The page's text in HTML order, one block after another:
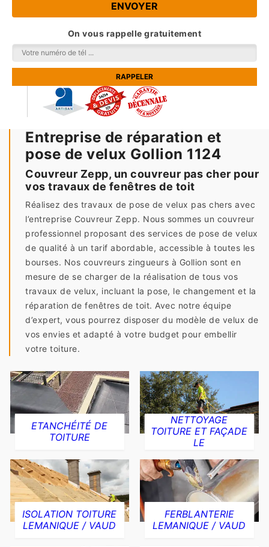
On vous rappelle gratuitement
Entreprise de réparation et
pose de velux Gollion 1124
Couvreur Zepp, un couvreur pas cher pour
vos travaux de fenêtres de toit
Réalisez des travaux de pose de velux pas chers avec
l’entreprise Couvreur Zepp. Nous sommes un couvreur
professionnel proposant des services de pose de velux
de qualité à un tarif abordable, accessible à toutes les
bourses. Nos couvreurs zingueurs à Gollion sont en
mesure de se charger de la réalisation de tous vos
travaux de velux, incluant la pose, le changement et la
réparation de fenêtres de toit. Avec notre équipe
d’expert, vous pourrez disposer du modèle de velux de
vos envies et adapté à votre budget pour embellir
votre toiture.
ETANCHÉITÉ DE
TOITURE
NETTOYAGE
TOITURE ET FAÇADE
LE
ISOLATION TOITURE
LEMANIQUE / VAUD
FERBLANTERIE
LEMANIQUE / VAUD